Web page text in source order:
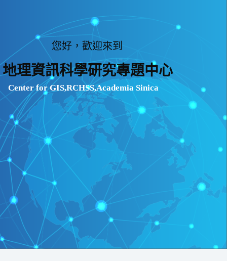
您好，歡迎來到
地理資訊科學研究專題中心
Center for GIS,RCHSS,Academia Sinica